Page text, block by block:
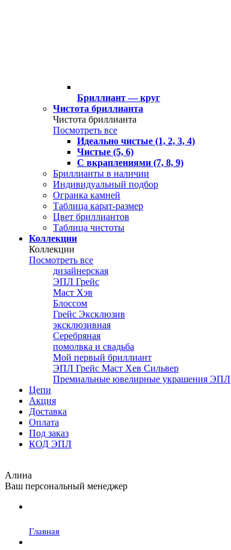
Бриллиант — круг
Чистота бриллианта
Чистота бриллианта
Посмотреть все
Идеально чистые (1, 2, 3, 4)
Чистые (5, 6)
С вкраплениями (7, 8, 9)
Бриллианты в наличии
Индивидуальный подбор
Огранка камней
Таблица карат-размер
Цвет бриллиантов
Таблица чистоты
Коллекции
Коллекции
Посмотреть все
дизайнерская
ЭПЛ Грейс
Маст Хэв
Блоссом
Грейс Эксклюзив
эксклюзивная
Серебряная
помолвка и свадьба
Мой первый бриллиант
ЭПЛ Грейс Маст Хев Сильвер
Премиальные ювелирные украшения ЭПЛ
Цепи
Акция
Доставка
Оплата
Под заказ
КОД ЭПЛ
Алина
Ваш персональный менеджер
Главная